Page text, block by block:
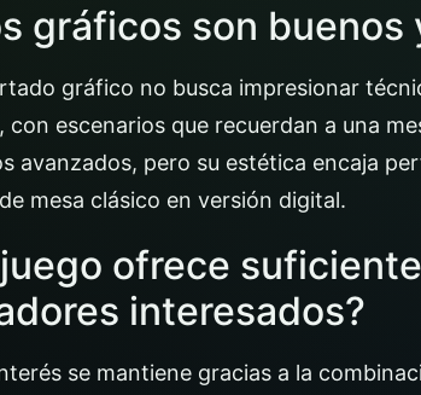
gráficos son
gráfico no busca impresionar
con escenarios que recuerdan a una
avanzados, pero su estética encaja
mesa clásico en versión digital.
ofrece
interesados?
se mantiene gracias a la